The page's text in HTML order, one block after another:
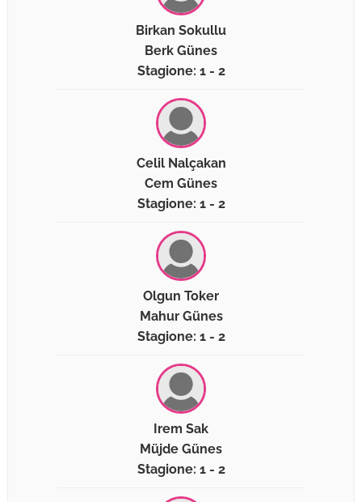
Birkan Sokullu
Berk Günes
Stagione: 1 - 2
Celil Nalçakan
Cem Günes
Stagione: 1 - 2
Olgun Toker
Mahur Günes
Stagione: 1 - 2
Irem Sak
Müjde Günes
Stagione: 1 - 2